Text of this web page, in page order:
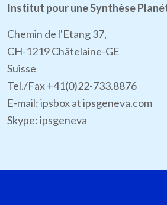
Institut pour une Synthèse
Chemin de l'Etang 37,
CH-1219 Châtelaine-GE
Suisse
Tel./Fax +41(0)22-733.8876
E-mail: ipsbox at ipsgeneva.com
Skype: ipsgeneva